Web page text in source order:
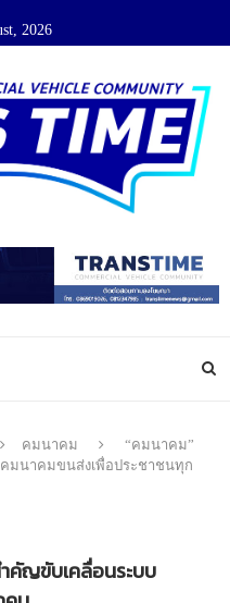
2026
คมนาคม
“คมนาคม”
มนาคมขนส่งเพื่อประชาชนทุก
คัญขับเคลื่อนระบบ